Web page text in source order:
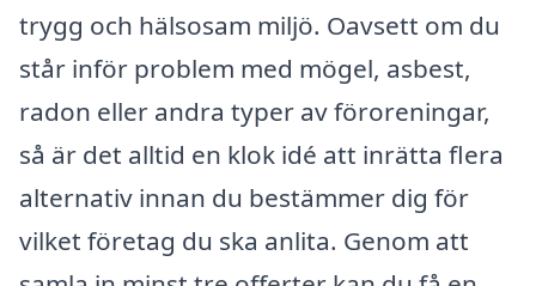
trygg och hälsosam miljö. Oavsett om du
står inför problem med mögel, asbest,
radon eller andra typer av föroreningar,
så är det alltid en klok idé att inrätta flera
alternativ innan du bestämmer dig för
vilket företag du ska anlita. Genom att